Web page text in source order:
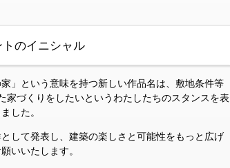
トのイニシャル
」という意味を持つ新しい作品名は、敷地条件等
家づくりをしたいというわたしたちのスタンスを表
した。
して発表し、建築の楽しさと可能性をもっと広げ
いいたします。